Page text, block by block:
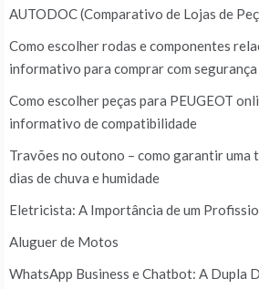
AUTODOC (Comparativo de Lojas de
Como escolher rodas e componentes
informativo para comprar com segurança
Como escolher peças para PEUGEOT
informativo de compatibilidade
Travões no outono – como garantir uma
dias de chuva e humidade
Eletricista: A Importância de um
Aluguer de Motos
WhatsApp Business e Chatbot: A Dupla